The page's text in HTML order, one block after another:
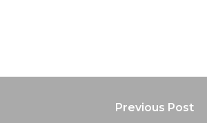
Previous Post